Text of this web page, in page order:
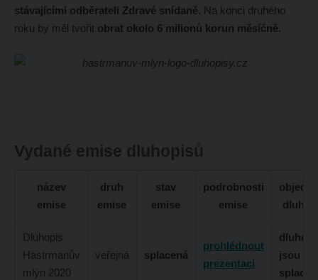
stávajícími odběrateli Zdravé snídaně. Na konci druhého
roku by měl tvořitobrat okolo 6 milionů korun měsíčně.
Vydané emise dluhopisů
název
emise
druh
emise
stav
emise
podrobnosti
emise
Dluhopis
Hastrmanův
mlýn 2020
veřejná splacená
prohlédnout
prezentaci
jsou